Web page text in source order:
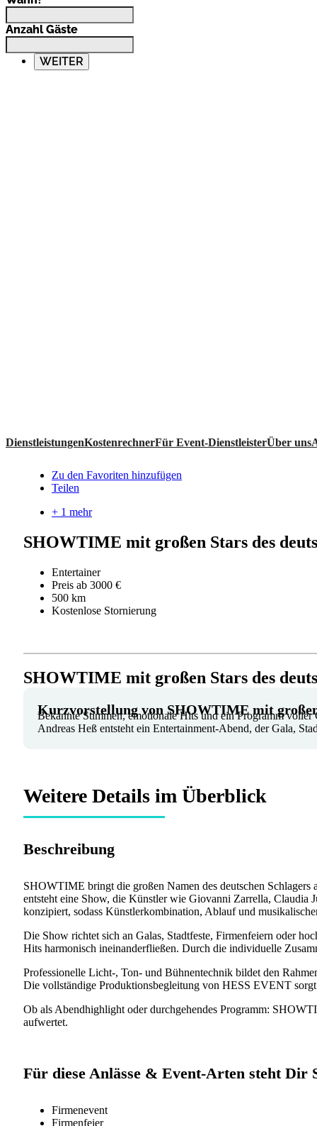
DienstleistungenKostenrechnerFür Event-DienstleisterÜber uns
Zu den Favoriten hinzufügen
Teilen
+ 1 mehr
SHOWTIME mit großen Stars des
Entertainer
Preis ab 3000 €
500 km
Kostenlose Stornierung
SHOWTIME mit großen Stars des
Kurzvorstellung von SHOWTIME mit großen
Bekannte Stimmen, emotionale Hits und ein Programm
Andreas Heß entsteht ein Entertainment-Abend, der Gala,
Weitere Details im Überblick
Beschreibung
SHOWTIME bringt die großen Namen des deutschen
entsteht eine Show, die Künstler wie Giovanni Zarrella,
konzipiert, sodass Künstlerkombination, Ablauf und
Die Show richtet sich an Galas, Stadtfeste, Firmenfeiern oder
Hits harmonisch ineinanderfließen. Durch die individuelle
Professionelle Licht-, Ton- und Bühnentechnik bildet den
Die vollständige Produktionsbegleitung von HESS EVENT
Ob als Abendhighlight oder durchgehendes Programm:
aufwertet.
Für diese Anlässe & Event-Arten steht Dir
Firmenevent
Firmenfeier